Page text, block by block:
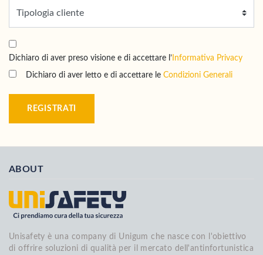
Dichiaro di aver preso visione e di accettare l’ Informativa Privacy
Dichiaro di aver letto e di accettare le Condizioni Generali
REGISTRATI
ABOUT
Unisafety è una company di Unigum che nasce con l'obiettivo
di offrire soluzioni di qualità per il mercato dell'antinfortunistica